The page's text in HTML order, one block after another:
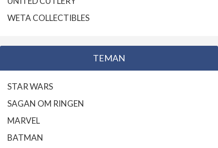
WETA COLLECTIBLES
TEMAN
STAR WARS
SAGAN OM RINGEN
MARVEL
BATMAN